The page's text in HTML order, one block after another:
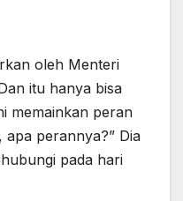
oleh Menteri
itu hanya bisa
memainkan peran
perannya?” Dia
pada hari